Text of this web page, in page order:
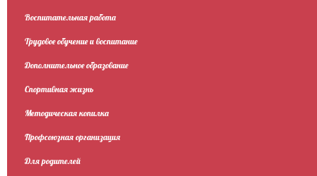
Воспитательная работа
Трудовое обучение и воспитание
Дополнительное образование
Спортивная жизнь
Методическая копилка
Профсоюзная организация
Для родителей